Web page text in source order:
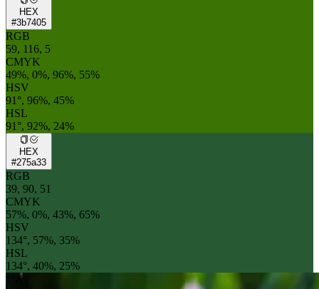
HEX
#3b7405
RGB
59, 116, 5
CMYK
49%, 0%, 96%, 55%
HSV
91°, 96%, 45%
HSL
91°, 92%, 24%
HEX
#275a33
RGB
39, 90, 51
CMYK
57%, 0%, 43%, 65%
HSV
134°, 57%, 35%
HSL
134°, 40%, 25%